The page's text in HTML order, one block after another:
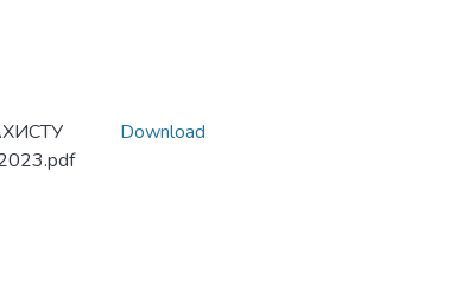
Download